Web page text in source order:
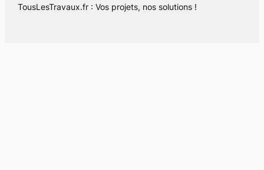
TousLesTravaux.fr : Vos projets, nos solutions !